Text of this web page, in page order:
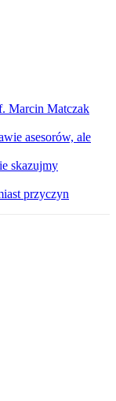
Marcin Matczak
asesorów, ale
skazujmy
przyczyn